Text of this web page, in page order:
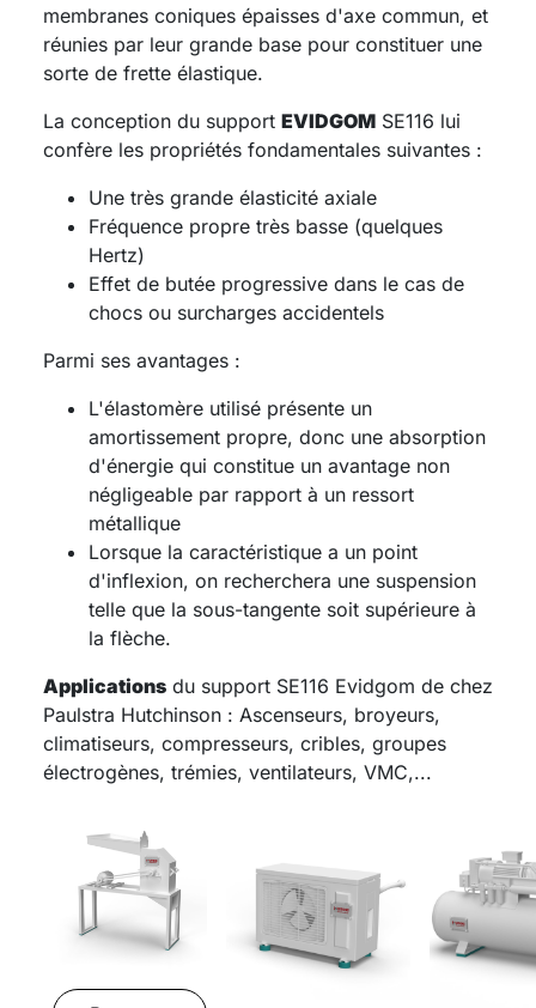
membranes coniques épaisses d'axe commun, et
réunies par leur grande base pour constituer une
sorte de frette élastique.
La conception du support EVIDGOM SE116 lui
confère les propriétés fondamentales suivantes :
Une très grande élasticité axiale
Fréquence propre très basse (quelques
Hertz)
Effet de butée progressive dans le cas de
chocs ou surcharges accidentels
Parmi ses avantages :
L'élastomère utilisé présente un
amortissement propre, donc une absorption
d'énergie qui constitue un avantage non
négligeable par rapport à un ressort
métallique
Lorsque la caractéristique a un point
d'inflexion, on recherchera une suspension
telle que la sous-tangente soit supérieure à
la flèche.
Applications du support SE116 Evidgom de chez
Paulstra Hutchinson : Ascenseurs, broyeurs,
climatiseurs, compresseurs, cribles, groupes
électrogènes, trémies, ventilateurs, VMC,...